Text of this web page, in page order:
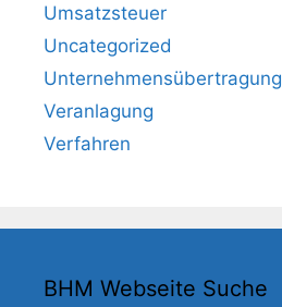
Umsatzsteuer
Uncategorized
Unternehmensübertragung
Veranlagung
Verfahren
BHM Webseite Suche